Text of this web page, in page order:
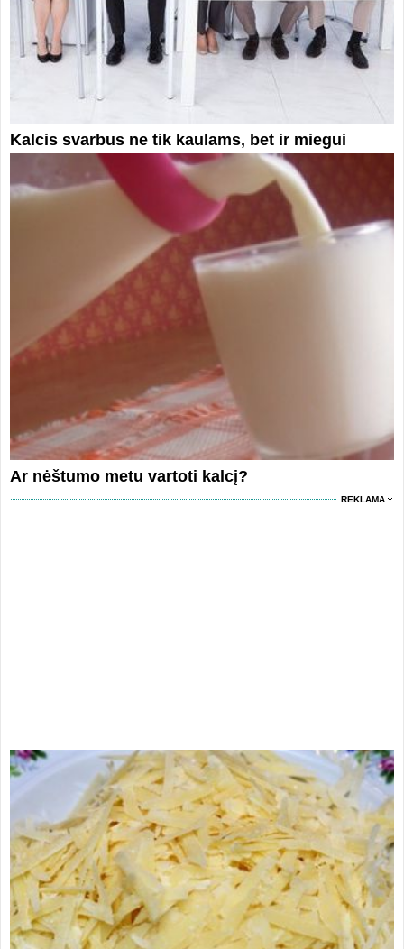
Kalcis svarbus ne tik kaulams, bet ir miegui
Ar nėštumo metu vartoti kalcį?
REKLAMA